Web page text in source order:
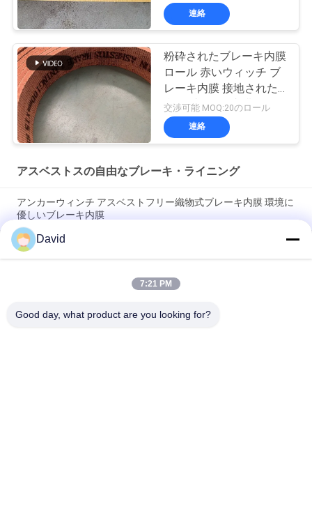
内膜 連絡
粉砕されたブレーキ内膜
ロール 赤いウィッチ ブ
レーキ内膜 接地された
織物ブレーキ内膜
交渉可能 MOQ:20のロール
連絡
アスベストスの自由なブレーキ・ライニング
アンカーウィンチ アスベストフリー織物式ブレーキ内膜 環境に
優しいブレーキ内膜
ウインドラス 砂糖工場 アスベスト 建設機械のためのフリーブ
レーキ内膜
柔軟な産業摩擦材料 アスベスト フリーブレーキ内膜ロール 鋳
David
7:21 PM
Good day, what product are you looking for?